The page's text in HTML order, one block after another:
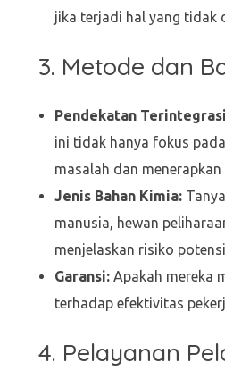
jika terjadi hal yang tidak
3. Metode dan
Pendekatan
ini tidak hanya fokus
masalah dan
Jenis Bahan Kimia:
manusia, hewan
menjelaskan risiko
Garansi:Apakah mereka
terhadap efektivitas
4. Pelayanan